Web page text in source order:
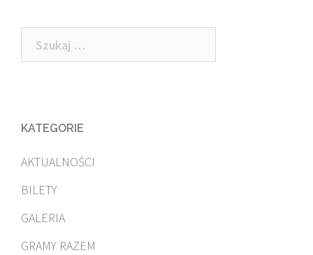
Szukaj:
KATEGORIE
AKTUALNOŚCI
BILETY
GALERIA
GRAMY RAZEM